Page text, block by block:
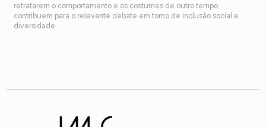
retratarem o comportamento e os costumes de outro tempo,
contribuem para o relevante debate em torno de inclusão social e
diversidade.